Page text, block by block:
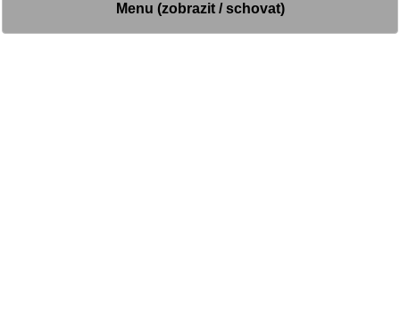
Menu (zobrazit / schovat)